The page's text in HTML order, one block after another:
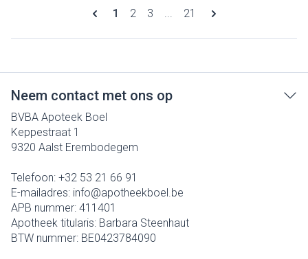
Pagina's
U lees momenteel pagina
1 Pagina
2 Pagina
3 ... Pagina
21
Neem contact met ons op
BVBA Apoteek Boel
Keppestraat 1
9320 Aalst Erembodegem
Telefoon: +32 53 21 66 91
E-mailadres: info@apotheekboel.be
APB nummer: 411401
Apotheek titularis: Barbara Steenhaut
BTW nummer: BE0423784090